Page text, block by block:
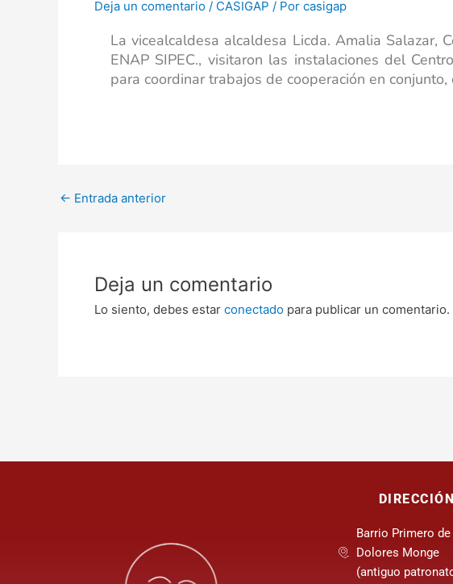
Deja un comentario / CASIGAP / Por casigap
La vicealcaldesa alcaldesa Licda. Amalia
ENAP SIPEC., visitaron las instalaciones del
para coordinar trabajos de cooperación en
← Entrada anterior
Deja un comentario
Lo siento, debes estar conectado para publicar un comentario.
Barrio Primero
Dolores Monge
(antiguo